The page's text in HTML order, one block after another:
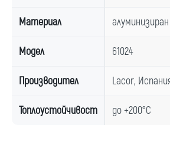
Материал
Модел 61024
Производител Lacor,
Топлоустойчивост до +200°С